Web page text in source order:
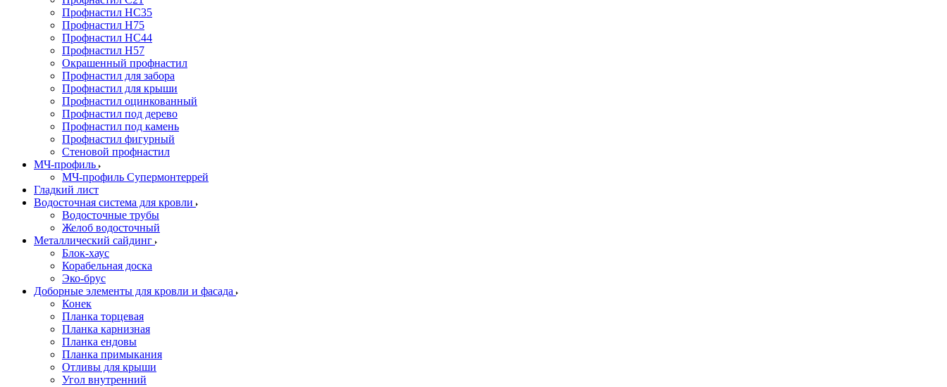
Профнастил НС35
Профнастил Н75
Профнастил HC44
Профнастил Н57
Окрашенный профнастил
Профнастил для забора
Профнастил для крыши
Профнастил оцинкованный
Профнастил под дерево
Профнастил под камень
Профнастил фигурный
Стеновой профнастил
МЧ-профиль
МЧ-профиль Супермонтеррей
Гладкий лист
Водосточная система для кровли
Водосточные трубы
Желоб водосточный
Металлический сайдинг
Блок-хаус
Корабельная доска
Эко-брус
Доборные элементы для кровли и фасада
Конек
Планка торцевая
Планка карнизная
Планка ендовы
Планка примыкания
Отливы для крыши
Угол внутренний